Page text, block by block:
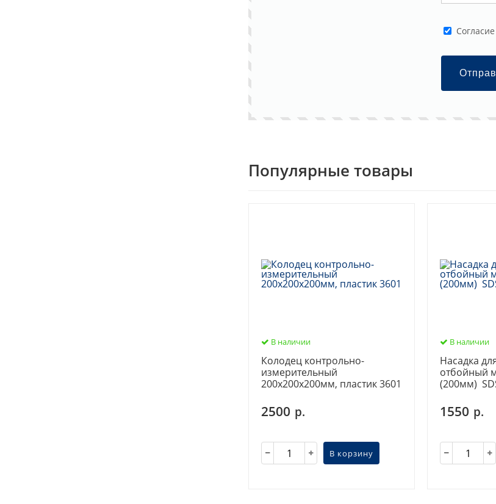
Популярные товары
В наличии
Колодец контрольно-
измерительный
200х200х200мм, пластик 3601
2500 р.
В корзину
В наличии
Насадка
отбойный
(200мм)
1550 р.